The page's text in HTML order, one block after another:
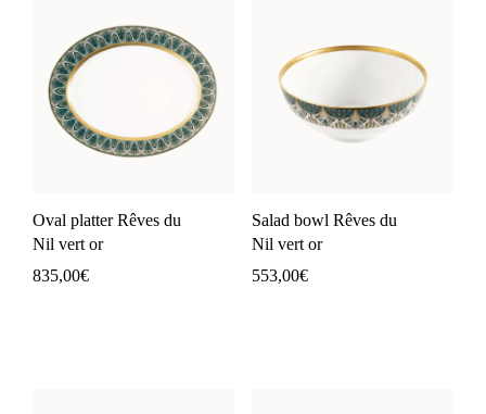
Oval platter Rêves du
Nil vert or
835,00€
Salad bowl Rêves du
Nil vert or
553,00€